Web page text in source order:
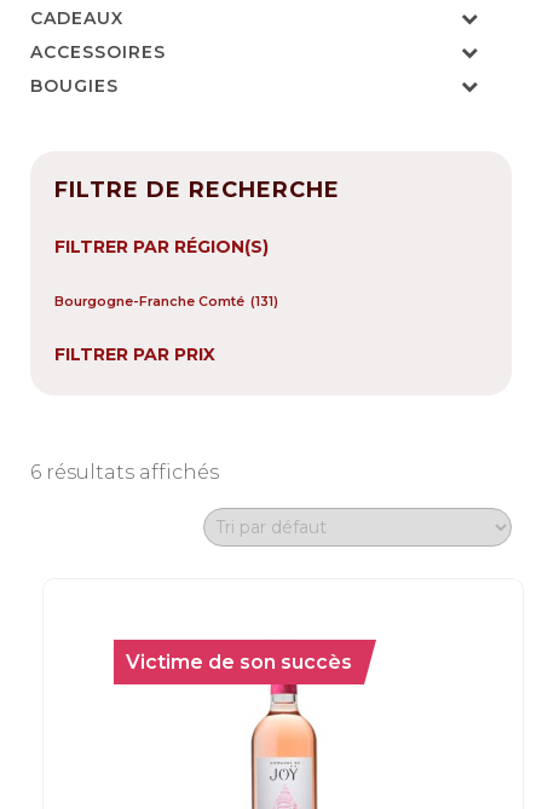
CADEAUX
ACCESSOIRES
BOUGIES
FILTRE DE RECHERCHE
FILTRER PAR RÉGION(S)
Bourgogne-Franche Comté (131)
FILTRER PAR PRIX
6 résultats affichés
Victime de son succès